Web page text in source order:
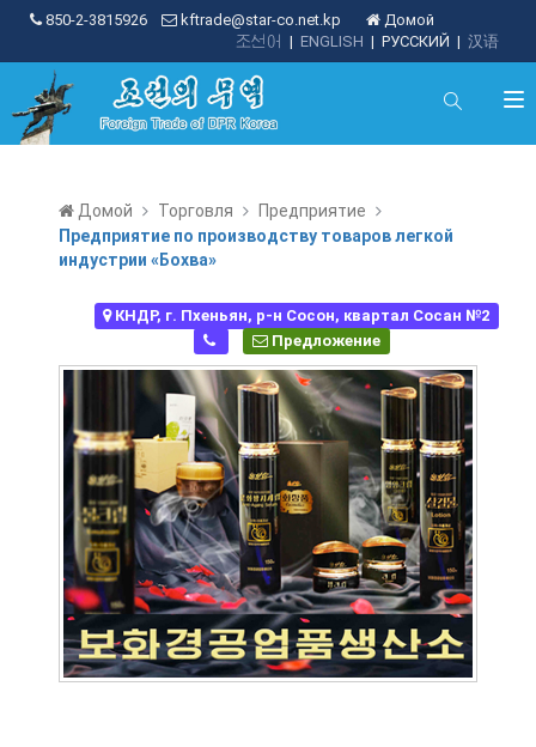
850-2-3815926 kftrade@star-co.net.kp
Домой
| 汉语
| РУССКИЙ
| ENGLISH
조선어
Домой Торговля
Предприятие
Предприятие по производству товаров легкой
индустрии «Бохва»
КНДР, г. Пхеньян, р-н Сосон, квартал Сосан №2
Предложение